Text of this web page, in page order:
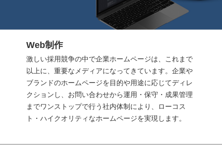
Web制作
激しい採用競争の中で企業ホームページは、これまで
以上に、重要なメディアになってきています。企業や
ブランドのホームページを目的や用途に応じてディレ
クションし、お問い合わせから運用・保守・成果管理
までワンストップで行う社内体制により、ローコス
ト・ハイクオリティなホームページを実現します。